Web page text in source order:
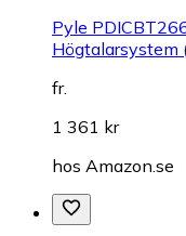
Pyle
Högtalarsystem
fr.
1 361 kr
hos Amazon.se